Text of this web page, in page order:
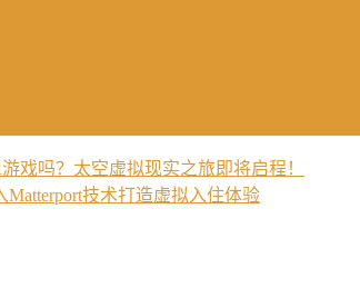
戏吗？太空虚拟现实之旅即将启程！
Matterport技术打造虚拟入住体验